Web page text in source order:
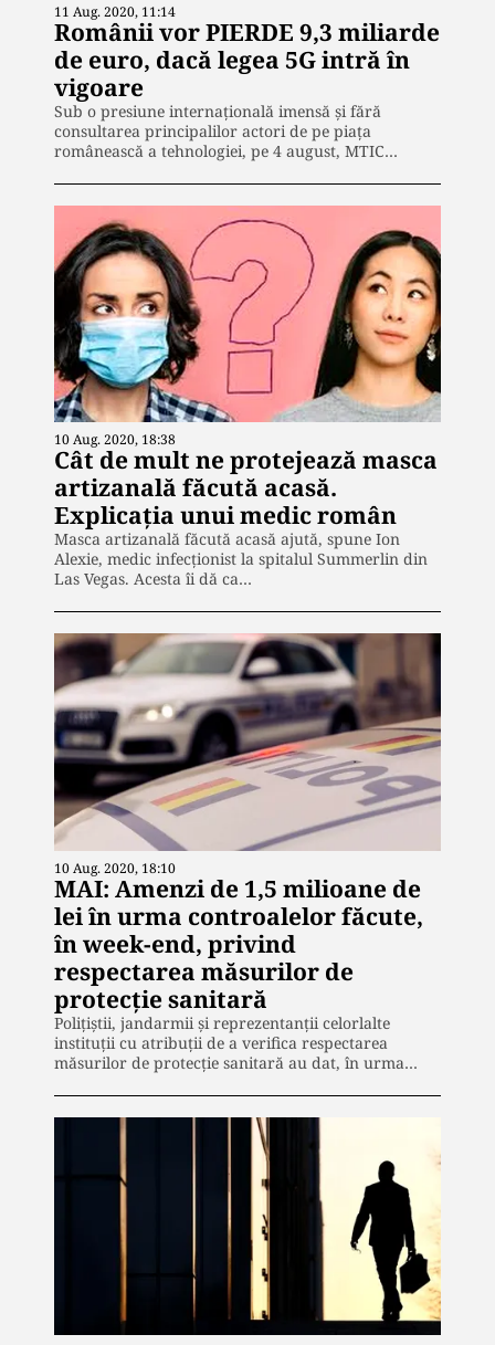
11 Aug. 2020, 11:14
Românii vor PIERDE 9,3 miliarde
de euro, dacă legea 5G intră în
vigoare
Sub o presiune internațională imensă și fără
consultarea principalilor actori de pe piața
românească a tehnologiei, pe 4 august, MTIC…
10 Aug. 2020, 18:38
Cât de mult ne protejează masca
artizanală făcută acasă.
Explicația unui medic român
Masca artizanală făcută acasă ajută, spune Ion
Alexie, medic infecţionist la spitalul Summerlin din
Las Vegas. Acesta îi dă ca…
10 Aug. 2020, 18:10
MAI: Amenzi de 1,5 milioane de
lei în urma controalelor făcute,
în week-end, privind
respectarea măsurilor de
protecţie sanitară
Poliţiştii, jandarmii şi reprezentanţii celorlalte
instituţii cu atribuţii de a verifica respectarea
măsurilor de protecţie sanitară au dat, în urma…